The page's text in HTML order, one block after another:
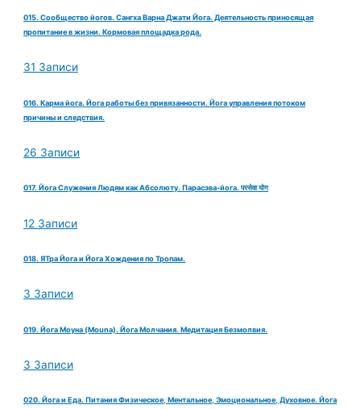
015. Сообщество йогов. Сангха Варна Джати Йога. Деятельность приносящая
пропитание в жизни. Кормовая площадка рода.
31 Записи
016. Карма йога. Йога работы без привязанности. Йога управления потоком
причины и следствия.
26 Записи
017. Йога Служения Людям как Абсолюту. Парасэва-йога. परसेवा योग
12 Записи
018. ЯТра Йога и Йога Хождения по Тропам.
3 Записи
019. Йога Моуна (Mouna). Йога Молчания. Медитация Безмолвия.
3 Записи
020. Йога и Еда. Питания Физическое, Ментальное, Эмоциональное, Духовное. Йога